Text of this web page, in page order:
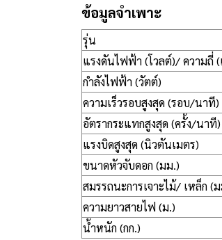
ข้อมูลจำเพาะ
รุ่น
แรงดันไฟฟ้า (โวลต์)/ ความถี่ (
กำลังไฟฟ้า (วัตต์)
ความเร็วรอบสูงสุด (รอบ/นาที)
อัตรากระแทกสูงสุด (ครั้ง/นาที)
แรงบิดสูงสุด (นิวตันเมตร)
ขนาดหัวจับดอก (มม.)
สมรรถนะการเจาะไม้/ เหล็ก (
ความยาวสายไฟ (ม.)
น้ำหนัก (กก.)